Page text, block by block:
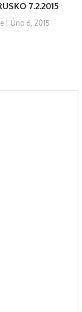
7.2.2015
| Úno 6, 2015